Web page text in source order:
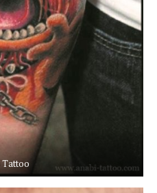
Tattoo